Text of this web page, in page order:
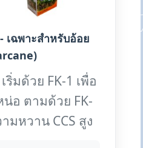
เฉพาะสำหรับอ้อย
มด้วย FK-1 เพื่อ
อ ตามด้วย FK-
มหวาน CCS สูง